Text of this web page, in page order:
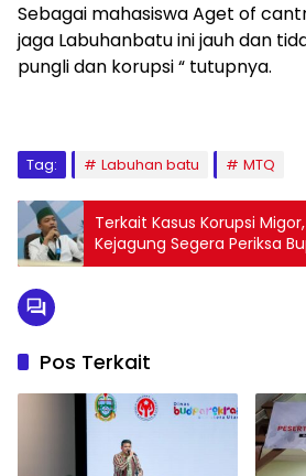
Sebagai mahasiswa Aget of
jaga Labuhanbatu ini jauh dan
pungli dan korupsi “ tutupnya.
Tag: Labuhan batu MTQ
Terkait Kasus Korupsi
Kejagung Segera Periksa
Bharat Franc Tumanggor
Pos Terkait